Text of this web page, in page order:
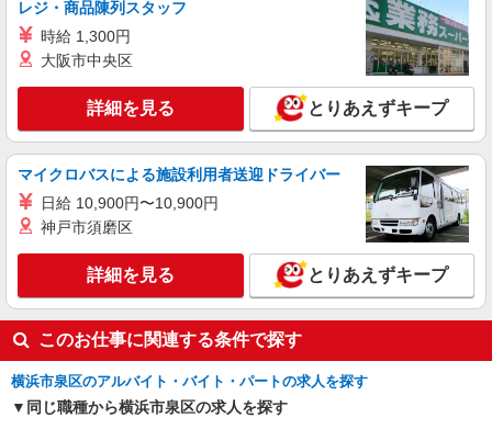
【正社員】月給240,000〜400,000円 ・基本
給：200,000円〜220,000円 ・資格手当：10,000〜
30,000円 ・役職手当：10,000〜70,000円 ・処遇改
善手当：20,000〜60,000円（勤続年数、保有資格
により変動） ・固定残業手当：20,000円（10時
間） ※固定残業時間を超過する場合には超過勤務
手当として別途支給 ・夜勤手当：10,000円/1回
（上記給与とは別に支給） 下記資格をお持ちの方
歓迎 ・認知症介護基礎研修 ・初任者研修 ・実務
者研修 ・介護福祉士 など
キープ 詳細を見る
レジ・商品陳列スタッフ
時給 1,300円
大阪市中央区
詳細を見る とりあえずキープ
マイクロバスによる施設利用者送迎ドライバー
日給 10,900円〜10,900円
神戸市須磨区
詳細を見る とりあえずキープ
このお仕事に関連する条件で探す
横浜市泉区のアルバイト・バイト・パートの求人を探す
同じ職種から横浜市泉区の求人を探す